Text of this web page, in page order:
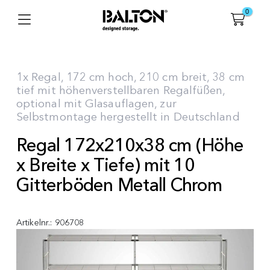
0
1x Regal, 172 cm hoch, 210 cm breit, 38 cm
tief mit höhenverstellbaren Regalfüßen,
optional mit Glasauflagen, zur
Selbstmontage hergestellt in Deutschland
Regal 172x210x38 cm (Höhe
x Breite x Tiefe) mit 10
Gitterböden Metall Chrom
Artikelnr.: 906708